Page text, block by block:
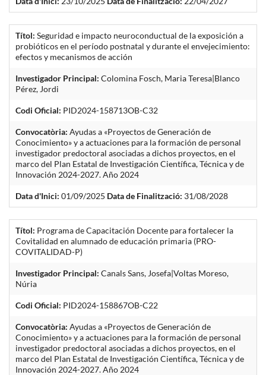
Títol: Seguridad e impacto neuroconductual de la exposición a
probióticos en el período postnatal y durante el envejecimiento:
efectos y mecanismos de acción
Investigador Principal: Colomina Fosch, Maria Teresa|Blanco
Pérez, Jordi
Codi Oficial: PID2024-158713OB-C32
Convocatòria: Ayudas a «Proyectos de Generación de
Conocimiento» y a actuaciones para la formación de personal
investigador predoctoral asociadas a dichos proyectos, en el
marco del Plan Estatal de Investigación Científica, Técnica y de
Innovación 2024-2027. Año 2024
Data d'Inici: 01/09/2025 Data de Finalització: 31/08/2028
Títol: Programa de Capacitación Docente para fortalecer la
Covitalidad en alumnado de educación primaria (PRO-
COVITALIDAD-P)
Investigador Principal: Canals Sans, Josefa|Voltas Moreso,
Núria
Codi Oficial: PID2024-158867OB-C22
Convocatòria: Ayudas a «Proyectos de Generación de
Conocimiento» y a actuaciones para la formación de personal
investigador predoctoral asociadas a dichos proyectos, en el
marco del Plan Estatal de Investigación Científica, Técnica y de
Innovación 2024-2027. Año 2024